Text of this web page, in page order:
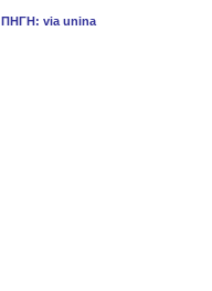
ΠΗΓΗ: via unina